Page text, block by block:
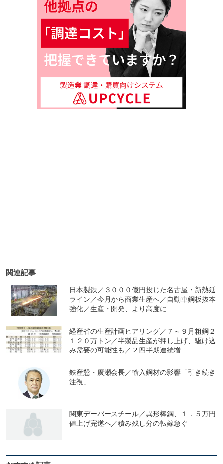
関連記事
日本製鉄／３０００億円投じた名古屋・新熱延
ライン／今月から商業生産へ／自動車鋼板抜本
強化／生産・開発、より高度に
経産省の生産計画ヒアリング／７～９月粗鋼２
１２０万トン／半製品生産が押し上げ、駆け込
み需要の可能性も／２四半期連続増
鉄産懇・廣瀬会長／輸入鋼材の影響「引き続き
注視」
関東デーバースチール／異形棒鋼、１．５万円
値上げ完遂へ／積み残し分の転嫁急ぐ